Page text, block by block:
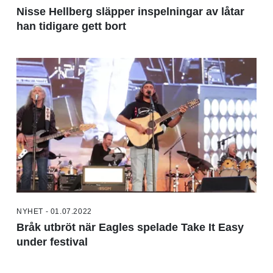
Nisse Hellberg släpper inspelningar av låtar
han tidigare gett bort
NYHET - 01.07.2022
Bråk utbröt när Eagles spelade Take It Easy
under festival